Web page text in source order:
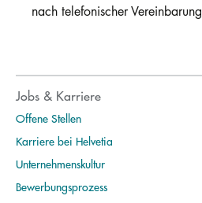
nach telefonischer Vereinbarung
Jobs & Karriere
Offene Stellen
Karriere bei Helvetia
Unternehmenskultur
Bewerbungsprozess